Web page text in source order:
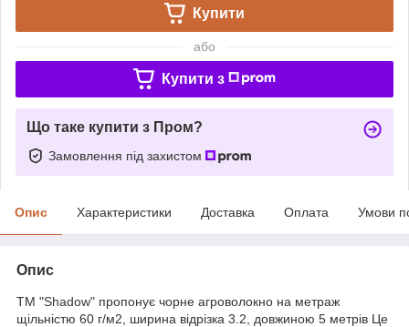
Купити
або
Купити з
Що таке купити з Пром?
Замовлення під захистом
Опис Характеристики Доставка Оплата Умови
Опис
ТМ "Shadow" пропонує чорне агроволокно на метраж
щільністю 60 г/м2, ширина відрізка 3.2, довжиною 5 метрів Це